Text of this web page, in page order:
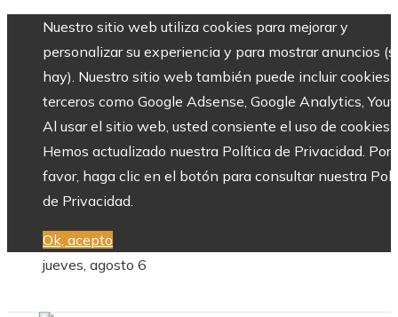
Nuestro sitio web utiliza cookies para mejorar y
personalizar su experiencia y para mostrar anuncios
hay). Nuestro sitio web también puede incluir cookies
terceros como Google Adsense, Google Analytics,
Al usar el sitio web, usted consiente el uso de cookies.
Hemos actualizado nuestra Política de Privacidad. Por
favor, haga clic en el botón para consultar nuestra
de Privacidad.
Ok, acepto
jueves, agosto 6